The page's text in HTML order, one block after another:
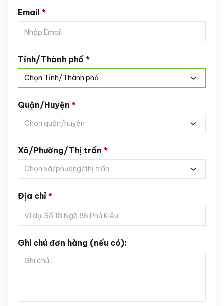
Email *
Tỉnh/Thành phố *
Chọn Tỉnh/Thành phố
Quận/Huyện *
Chọn quận/huyện
Xã/Phường/Thị trấn *
Chọn xã/phường/thị trấn
Địa chỉ *
Ghi chú đơn hàng (nếu có):